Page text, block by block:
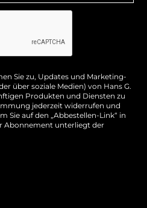
Sie zu, Updates und Marketing-
über soziale Medien) von Hans G.
Produkten und Diensten zu
jederzeit widerrufen und
Sie auf den „Abbestellen-Link“ in
Abonnement unterliegt der